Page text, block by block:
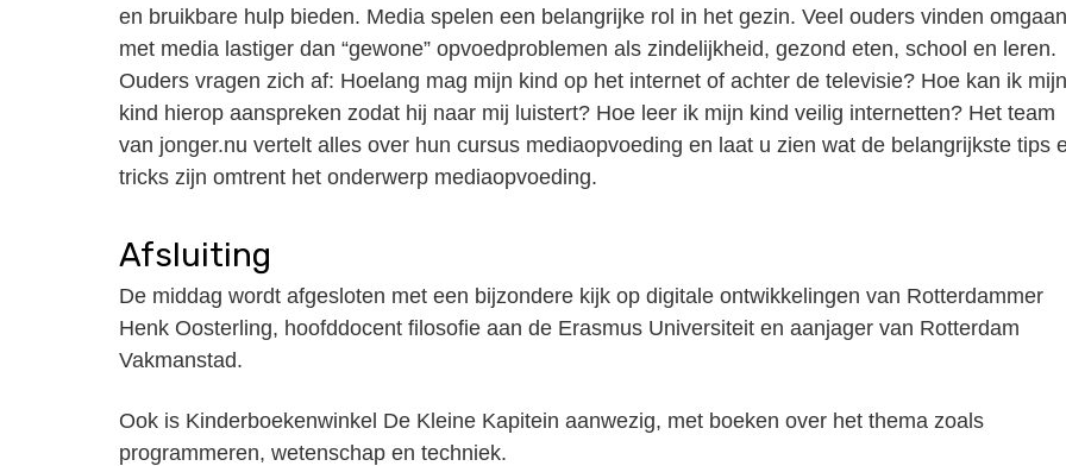
en bruikbare hulp bieden. Media spelen een belangrijke rol in het gezin. Veel ouders vinden omgaan
met media lastiger dan “gewone” opvoedproblemen als zindelijkheid, gezond eten, school en leren.
Ouders vragen zich af: Hoelang mag mijn kind op het internet of achter de televisie? Hoe kan ik mijn
kind hierop aanspreken zodat hij naar mij luistert? Hoe leer ik mijn kind veilig internetten? Het team
van jonger.nu vertelt alles over hun cursus mediaopvoeding en laat u zien wat de belangrijkste tips
tricks zijn omtrent het onderwerp mediaopvoeding.
Afsluiting
De middag wordt afgesloten met een bijzondere kijk op digitale ontwikkelingen van Rotterdammer
Henk Oosterling, hoofddocent filosofie aan de Erasmus Universiteit en aanjager van Rotterdam
Vakmanstad.
Ook is Kinderboekenwinkel De Kleine Kapitein aanwezig, met boeken over het thema zoals
programmeren, wetenschap en techniek.